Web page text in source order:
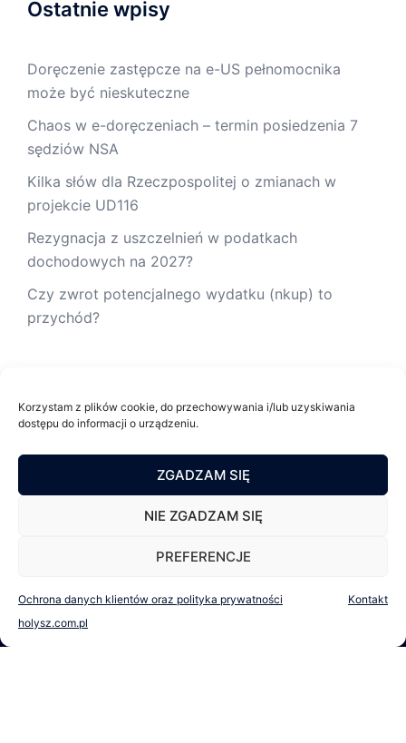
Korzystam z plików cookie, do przechowywania i/lub uzyskiwania
dostępu do informacji o urządzeniu.
ZGADZAM SIĘ
NIE ZGADZAM SIĘ
PREFERENCJE
Ochrona danych klientów oraz polityka prywatności
holysz.com.pl
Kontakt
Ostatnie wpisy
Doręczenie zastępcze na e-US pełnomocnika
może być nieskuteczne
Chaos w e-doręczeniach – termin posiedzenia 7
sędziów NSA
Kilka słów dla Rzeczpospolitej o zmianach w
projekcie UD116
Rezygnacja z uszczelnień w podatkach
dochodowych na 2027?
Czy zwrot potencjalnego wydatku (nkup) to
przychód?
Mateusz Hołysz radca prawny
pl. Kościuszki 2, 32-020 Wieliczka
NIP 6762016853, REGON 120707407